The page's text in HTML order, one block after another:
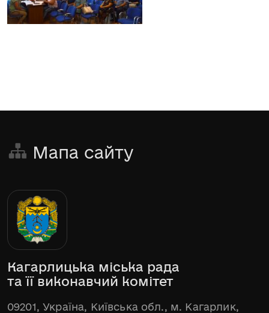
Мапа сайту
Кагарлицька міська рада
та її виконавчий комітет
09201, Україна, Київська обл., м. Кагарлик,